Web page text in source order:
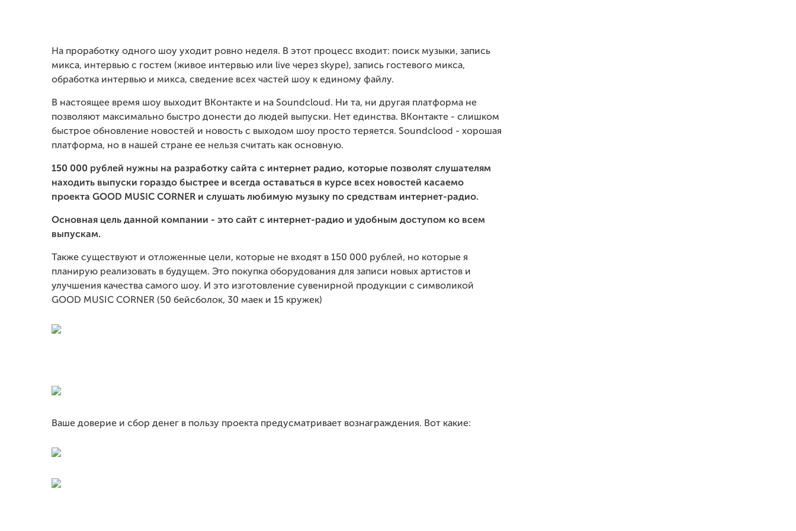
На проработку одного шоу уходит ровно неделя. В этот процесс входит: поиск музыки, запись
микса, интервью с гостем (живое интервью или live через skype), запись гостевого микса,
обработка интервью и микса, сведение всех частей шоу к единому файлу.
В настоящее время шоу выходит ВКонтакте и на Soundcloud. Ни та, ни другая платформа не
позволяют максимально быстро донести до людей выпуски. Нет единства. ВКонтакте - слишком
быстрое обновление новостей и новость с выходом шоу просто теряется. Soundclood - хорошая
платформа, но в нашей стране ее нельзя считать как основную.
150 000 рублей нужны на разработку сайта с интернет радио, которые позволят слушателям
находить выпуски гораздо быстрее и всегда оставаться в курсе всех новостей касаемо
проекта GOOD MUSIC CORNER и слушать любимую музыку по средствам интернет-радио.
Основная цель данной компании - это сайт с интернет-радио и удобным доступом ко всем
выпускам.
Также существуют и отложенные цели, которые не входят в 150 000 рублей, но которые я
планирую реализовать в будущем. Это покупка оборудования для записи новых артистов и
улучшения качества самого шоу. И это изготовление сувенирной продукции с символикой
GOOD MUSIC CORNER (50 бейсболок, 30 маек и 15 кружек)
Ваше доверие и сбор денег в пользу проекта предусматривает вознаграждения. Вот какие: